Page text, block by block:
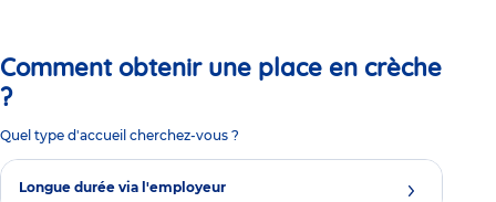
Comment obtenir une place en crèche
?
Quel type d'accueil cherchez-vous ?
Longue durée via l'employeur